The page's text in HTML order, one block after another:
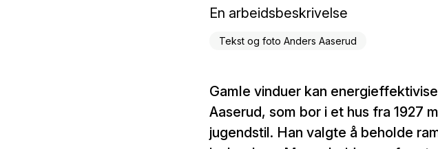
En arbeidsbeskrivelse
Tekst og foto Anders Aaserud
Gamle vinduer kan
Aaserud, som bor i et hus fra 1927
jugendstil. Han valgte å beholde